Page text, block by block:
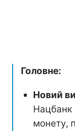
Головне:
Новий
Нацбанк
монету,